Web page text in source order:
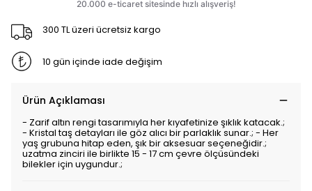
300 TL üzeri ücretsiz kargo
10 gün içinde iade değişim
Ürün Açıklaması
- Zarif altın rengi tasarımıyla her kıyafetinize şıklık katacak.;
- Kristal taş detayları ile göz alıcı bir parlaklık sunar.; - Her
yaş grubuna hitap eden, şık bir aksesuar seçeneğidir.;
uzatma zinciri ile birlikte 15 - 17 cm çevre ölçüsündeki
bilekler için uygundur.;